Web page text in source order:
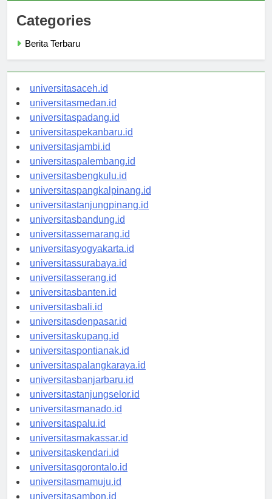
Categories
universitasaceh.id
universitasmedan.id
universitaspadang.id
universitaspekanbaru.id
universitasjambi.id
universitaspalembang.id
universitasbengkulu.id
universitaspangkalpinang.id
universitastanjungpinang.id
universitasbandung.id
universitassemarang.id
universitasyogyakarta.id
universitassurabaya.id
universitasserang.id
universitasbanten.id
universitasbali.id
universitasdenpasar.id
universitaskupang.id
universitaspontianak.id
universitaspalangkaraya.id
universitasbanjarbaru.id
universitastanjungselor.id
universitasmanado.id
universitaspalu.id
universitasmakassar.id
universitaskendari.id
universitasgorontalo.id
universitasmamuju.id